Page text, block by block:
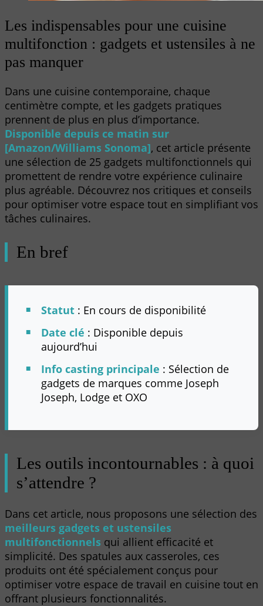
Les indispensables pour une cuisine
multifonction : gadgets et ustensiles à ne
pas manquer
Dans une cuisine contemporaine, chaque
centimètre compte, et les gadgets pratiques
prennent de plus en plus d’importance.
Disponible depuis ce matin sur
[Amazon/Williams Sonoma], cet article présente
une sélection de 25 gadgets multifonctionnels qui
promettent de rendre votre expérience culinaire
plus agréable. Découvrez nos critiques et conseils
pour optimiser votre espace tout en simplifiant vos
tâches culinaires.
En bref
Statut : En cours de disponibilité
Date clé : Disponible depuis
aujourd’hui
Info casting principale : Sélection de
gadgets de marques comme Joseph
Joseph, Lodge et OXO
Les outils incontournables : à quoi
s’attendre ?
Dans cet article, nous proposons une sélection des
meilleurs gadgets et ustensiles
multifonctionnels qui allient efficacité et
simplicité. Des spatules aux casseroles, ces
produits ont été spécialement conçus pour
optimiser votre espace de travail en cuisine tout en
offrant plusieurs fonctionnalités.